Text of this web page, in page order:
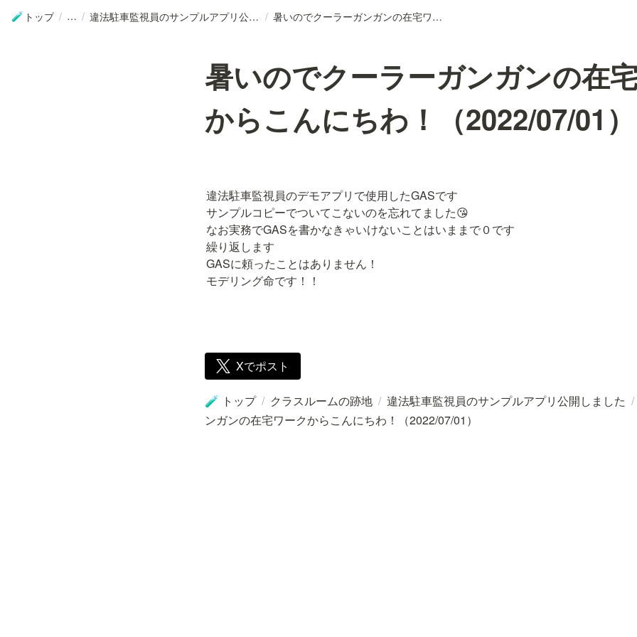
🧪 トップ / / 違法駐車監視員のサンプルアプリ公開しました / 暑いのでクーラーガンガンの在宅ワークからこんにちわ！（2022/07/01）
暑いのでクーラーガンガンの在
からこんにちわ！（2022/07/01）
違法駐車監視員のデモアプリで使用したGASです
サンプルコピーでついてこないのを忘れてました😘
なお実務でGASを書かなきゃいけないことはいままで０です
繰り返します
GASに頼ったことはありません！
モデリング命です！！
Xでポスト
🧪 トップ / クラスルームの跡地 / 違法駐車監視員のサンプルアプリ公開しました /
ンガンの在宅ワークからこんにちわ！（2022/07/01）